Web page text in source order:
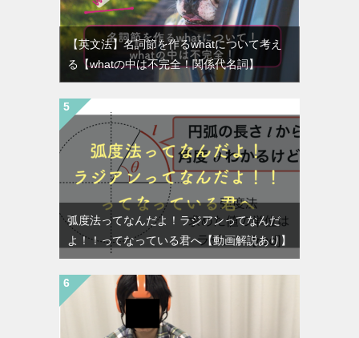
【英文法】名詞節を作るwhatについて考え
る【whatの中は不完全！関係代名詞】
弧度法ってなんだよ！ラジアンってなんだ
よ！！ってなっている君へ【動画解説あり】